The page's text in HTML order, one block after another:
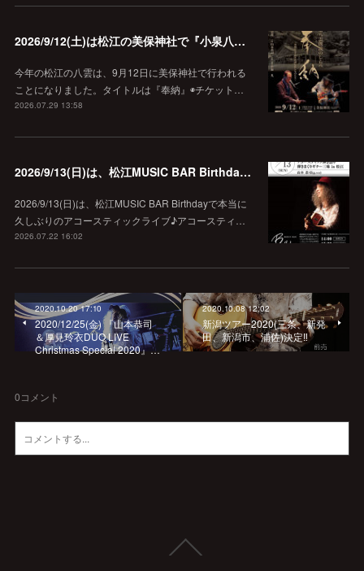
2026/9/12(土)は松江の美保神社で『小泉八雲朗読のしらべ』
今年の松江の八雲は、9月12日に美保神社で行われる
ことになりました。タイトルは『奉納』◉チケット…
2026.07.29 13:58
2026/9/13(日)は、松江MUSIC BAR Birthdayでアコースティック弾き語り弾きまくりギター三昧♪
2026/9/13(日)は、松江MUSIC BAR Birthdayで本当に
久しぶりのアコースティックライブ♪アコースティ…
2026.07.22 16:02
2020.10.20 17:10
2020/12/25(金) 『山本恭司
＆厚見玲衣DUO LIVE
Christmas Special 2020』…
2020.10.08 12:02
新潟ツアー2020(三条、新発
田、新潟市、浦佐)決定‼︎
0コメント